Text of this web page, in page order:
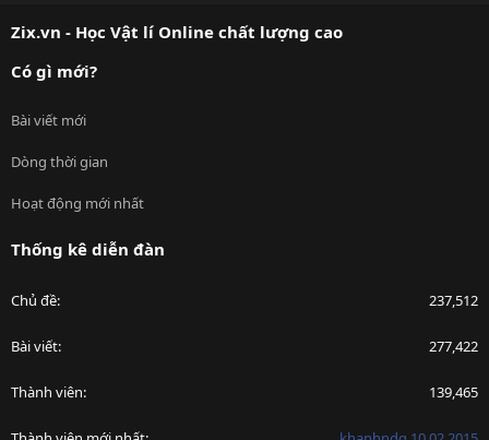
Zix.vn - Học Vật lí Online chất lượng cao
Có gì mới?
Bài viết mới
Dòng thời gian
Hoạt động mới nhất
Thống kê diễn đàn
Chủ đề 237,512
Bài viết 277,422
Thành viên 139,465